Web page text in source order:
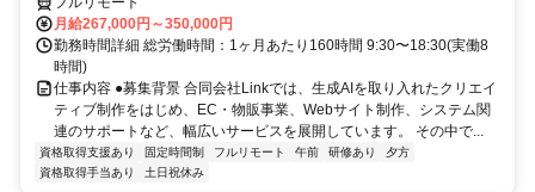
月給267,000円～350,000円
勤務時間詳細 総労働時間：1ヶ月あたり160時間 9:30〜18:30(実働8
時間)
仕事内容 ●募集背景 合同会社Linkでは、生成AIを取り入れたクリエイ
ティブ制作をはじめ、EC・物販事業、Webサイト制作、システム関
連のサポートなど、幅広いサービスを展開しています。 その中で...
資格取得支援あり 固定時間制 フルリモート 午前 研修あり
夕方
資格取得手当あり
土日祝休み